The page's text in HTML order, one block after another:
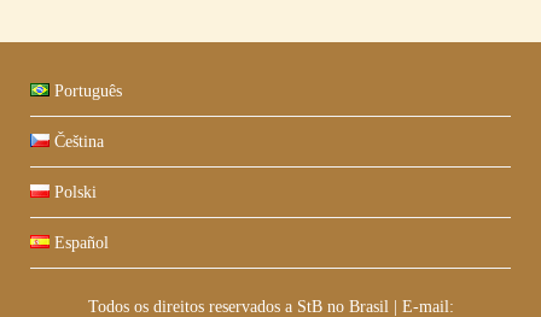
Português
Čeština
Polski
Español
Todos os direitos reservados a StB no Brasil
E-mail: